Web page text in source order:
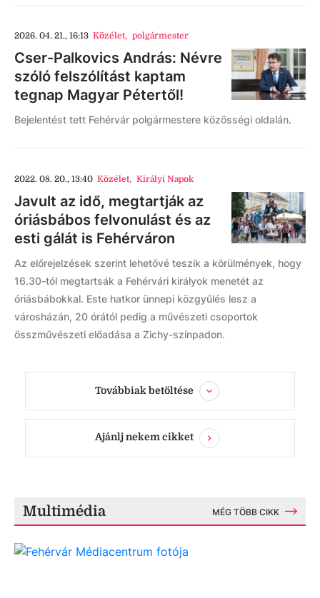
2026. 04. 21., 16:13 Közélet, polgármester
Cser-Palkovics András: Névre
szóló felszólítást kaptam
tegnap Magyar Pétertől!
Bejelentést tett Fehérvár polgármestere közösségi oldalán.
2022. 08. 20., 13:40 Közélet, Királyi Napok
Javult az idő, megtartják az
óriásbábos felvonulást és az
esti gálát is Fehérváron
Az előrejelzések szerint lehetővé teszik a körülmények, hogy
16.30-tól megtartsák a Fehérvári királyok menetét az
óriásbábokkal. Este hatkor ünnepi közgyűlés lesz a
városházán, 20 órától pedig a művészeti csoportok
összművészeti előadása a Zichy-színpadon.
Továbbiak betöltése
Ajánlj nekem cikket
Multimédia MÉG TÖBB CIKK